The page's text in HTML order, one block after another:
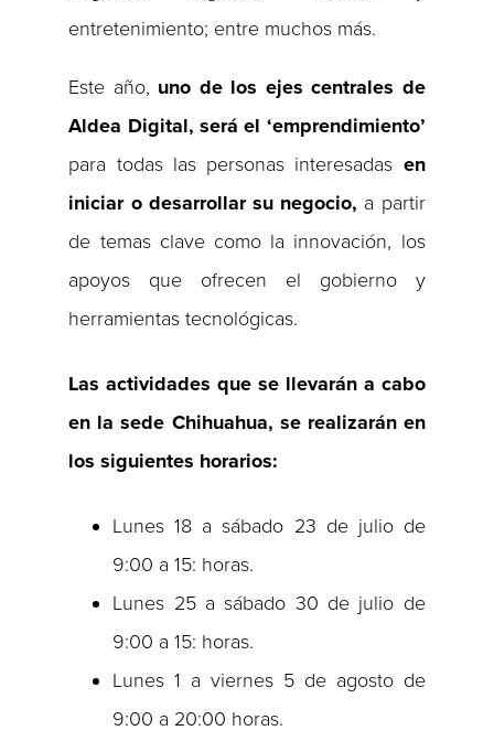
entretenimiento; entre muchos más.
Este año, uno de los ejes centrales de
Aldea Digital, será el ‘emprendimiento’
para todas las personas interesadas en
iniciar o desarrollar su negocio, a partir
de temas clave como la innovación, los
apoyos que ofrecen el gobierno y
herramientas tecnológicas.
Las actividades que se llevarán a cabo
en la sede Chihuahua, se realizarán en
los siguientes horarios:
Lunes 18 a sábado 23 de julio de
9:00 a 15: horas.
Lunes 25 a sábado 30 de julio de
9:00 a 15: horas.
Lunes 1 a viernes 5 de agosto de
9:00 a 20:00 horas.